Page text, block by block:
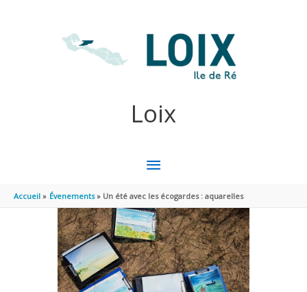
Loix
MENU
PRINCIPAL
Accueil Évenements Un été avec les écogardes : aquarelles